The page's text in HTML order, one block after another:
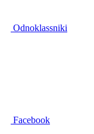
Odnoklassniki
Facebook